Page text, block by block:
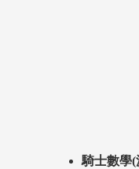
騎士數學(